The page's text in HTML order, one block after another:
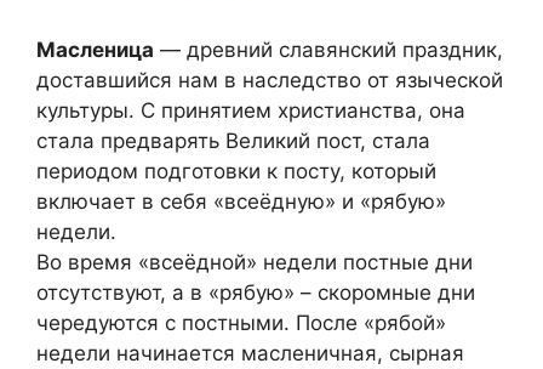
Масленица — древний славянский праздник,
доставшийся нам в наследство от языческой
культуры. С принятием христианства, она
стала предварять Великий пост, стала
периодом подготовки к посту, который
включает в себя «всеёдную» и «рябую»
недели.
Во время «всеёдной» недели постные дни
отсутствуют, а в «рябую» – скоромные дни
чередуются с постными. После «рябой»
недели начинается масленичная, сырная